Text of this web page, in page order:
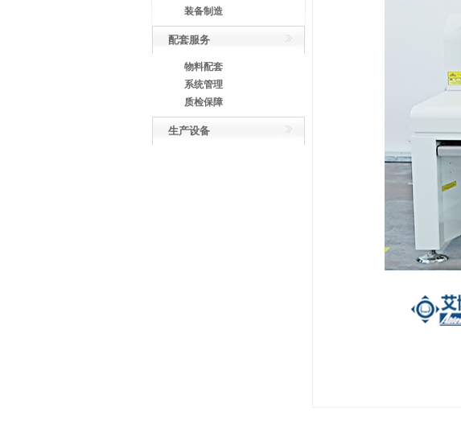
装备制造
配套服务
物料配套
系统管理
质检保障
生产设备